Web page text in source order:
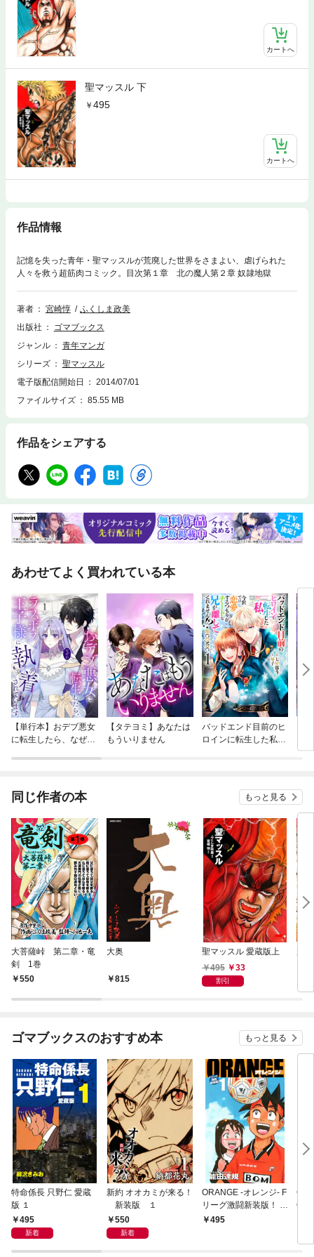
カートへ
聖マッスル 下
495
カートへ
作品情報
記憶を失った青年・聖マッスルが荒廃した世界をさまよい、虐げられた
人々を救う超筋肉コミック。目次第１章 北の魔人第２章 奴隷地獄
著者 宮崎惇
ふくしま政美
出版社
ゴマブックス
ジャンル
青年マンガ
シリーズ
聖マッスル
電子版配信開始日
2014/07/01
ファイルサイズ
85.55 MB
作品をシェアする
あわせてよく買われている本
【単行本】おデブ悪女
に転生したら、なぜか
【タテヨミ】あなたは
もういりません
バッドエンド目前のヒ
ロインに転生した私、
同じ作者の本 もっと見る
大菩薩峠 第二章・竜
剣 1巻
550
大奥
815
聖マッスル 愛蔵版上
495
33
割引
ゴマブックスのおすすめ本 もっと見る
特命係長 只野仁 愛蔵
版 １
495
新着
新約 オオカミが来る！
新装版 １
550
新着
ORANGE -オレンジ- F
リーグ激闘新装版！ 第
１巻495